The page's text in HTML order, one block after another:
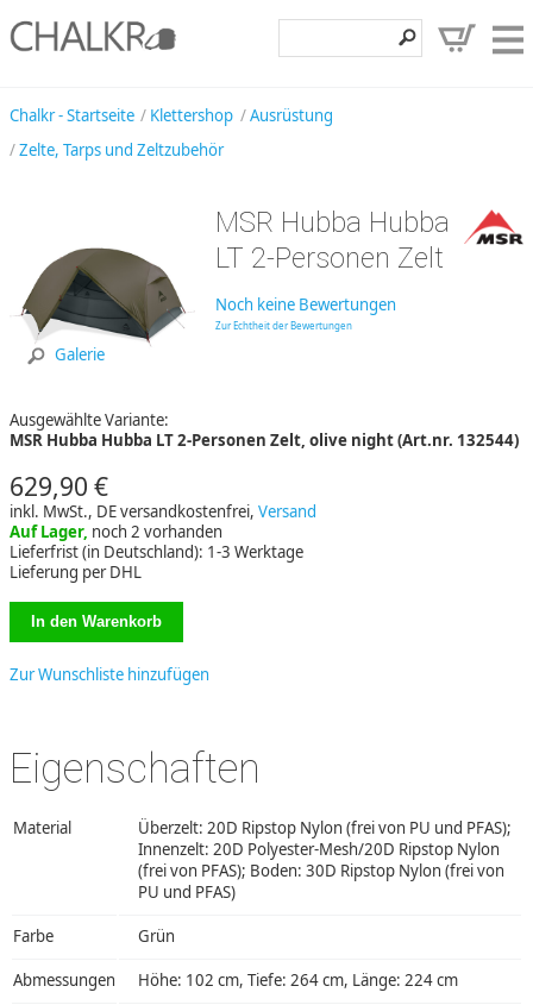
Entdecken
Angebote
Hilfe, Kontakt
Chalkr - Startseite Klettershop
Ausrüstung
Zelte, Tarps und Zeltzubehör
Galerie
MSR Hubba Hubba
LT 2-Personen Zelt
Noch keine Bewertungen
Zur Echtheit der Bewertungen
Ausgewählte Variante:
MSR Hubba Hubba LT 2-Personen Zelt, olive night (Art.nr. 132544)
629,90 €
inkl. MwSt., DE versandkostenfrei, Versand
Auf Lager, noch 2 vorhanden
Lieferfrist (in Deutschland): 1-3 Werktage
Lieferung per DHL
Zur Wunschliste hinzufügen
Eigenschaften
Material
Überzelt: 20D Ripstop Nylon (frei von PU und PFAS);
Innenzelt: 20D Polyester-Mesh/20D Ripstop Nylon
(frei von PFAS); Boden: 30D Ripstop Nylon (frei von
PU und PFAS)
Farbe Grün
Abmessungen Höhe: 102 cm, Tiefe: 264 cm, Länge: 224 cm